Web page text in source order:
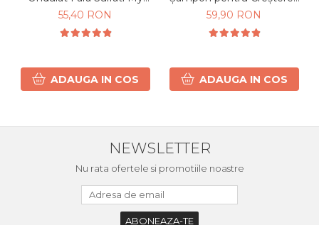
Curls 300ml
55,40 RON
ADAUGA IN COS
Părului 250 ml
59,90 RON
ADAUGA IN COS
NEWSLETTER
Nu rata ofertele si promotiile noastre